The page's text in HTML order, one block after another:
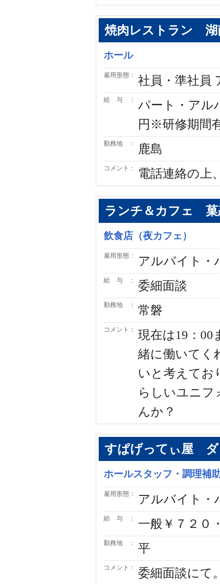
焼肉レストラン 湖
ホール
雇用形態： 社員・準社員
給 与 ：
パート・アル
円※研修期間
勤務地 ： 鹿島
コメント： 電話連絡の上
ランチ＆カフェ 菓
飲食店（夜カフェ）
雇用形態： アルバイト・
給 与 ： 委細面談
勤務地 ： 常磐
コメント：
現在は19：00
緒に働いてく
いと考えてお
らしいユニフ
んか？
すぱげってぃ屋 ダ
ホールスタッフ・調理補
雇用形態： アルバイト・
給 与 ： 一般￥７２０
勤務地 ： 平
コメント： 委細面談にて